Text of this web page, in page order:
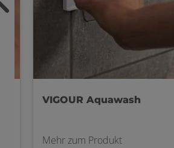
VIGOUR Aquawash
Mehr zum Produkt